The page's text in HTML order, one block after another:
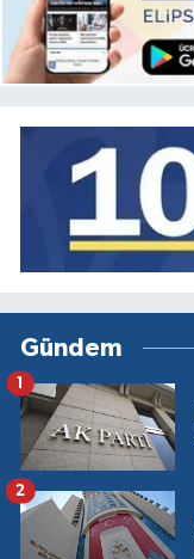
Gündem
1
2